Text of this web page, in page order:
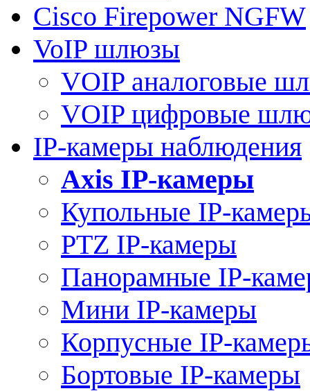
Cisco Firepower NGFW
VoIP шлюзы
VOIP аналоговые
VOIP цифровые
IP-камеры наблюдения
Axis IP-камеры
Купольные IP-
PTZ IP-камеры
Панорамные IP-
Мини IP-камеры
Корпусные IP-
Бортовые IP-камеры